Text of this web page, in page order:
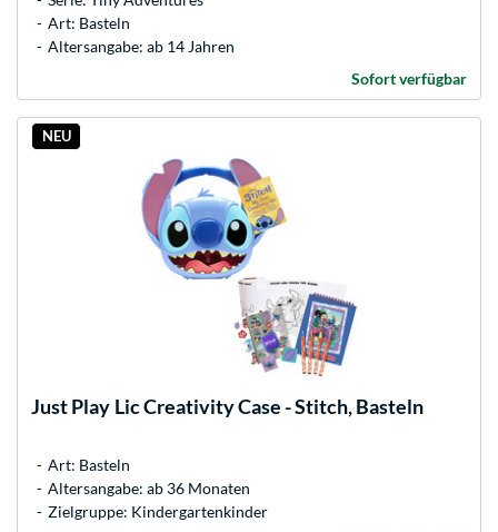
Art: Basteln
Altersangabe: ab 14 Jahren
Sofort verfügbar
NEU
Just Play Lic Creativity Case - Stitch, Basteln
Art: Basteln
Altersangabe: ab 36 Monaten
Zielgruppe: Kindergartenkinder